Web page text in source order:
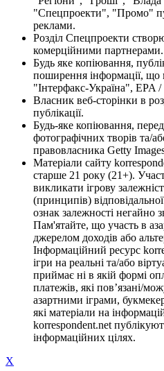
"Спецпроекти", "Промо"
реклами.
Розділ Спецпроекти
комерційними партнерами.
Будь яке копіювання,
поширення інформації, що
"Інтерфакс-Україна", EPA
Власник веб-сторінки в
публікації.
Будь-яке копіювання,
фотографічних творів та/
правовласника Getty
Матеріали сайту
старше 21 року (21+).
викликати ігрову
(принципів)
ознак залежності негайно
Пам'ятайте, що участь в
джерелом доходів або
Інформаційний ресурс
ігри на реальні та/або
приймає ні в якій формі
платежів, які пов’язані/
азартними іграми,
які матеріали на
korrespondent.net
інформаційних цілях.
X